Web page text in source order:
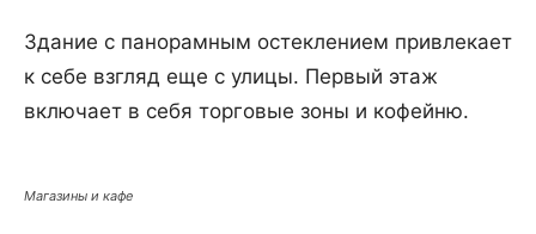
Здание с панорамным остеклением привлекает
к себе взгляд еще с улицы. Первый этаж
включает в себя торговые зоны и кофейню.
Магазины и кафе